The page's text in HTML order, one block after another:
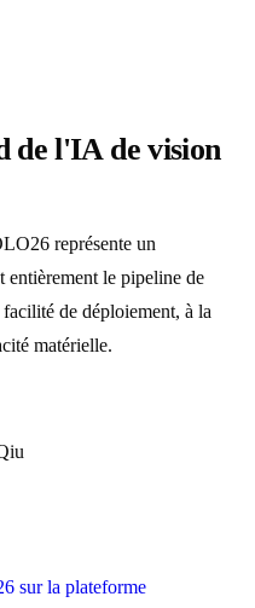
de l'IA de vision
représente un
entièrement le pipeline de
de déploiement, à la
matérielle.
sur la plateforme